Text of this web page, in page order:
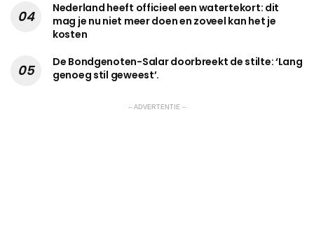
Nederland heeft officieel een watertekort: dit
mag je nu niet meer doen en zoveel kan het je
kosten
De Bondgenoten-Salar doorbreekt de stilte: ‘Lang
genoeg stil geweest’.
-- ADVERTENTIE --